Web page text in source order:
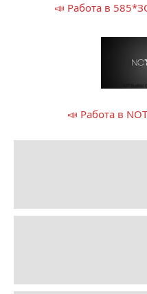
📣 Работа в
📣 Работа в